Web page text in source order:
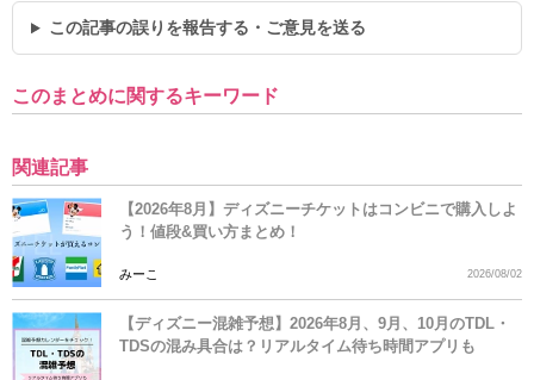
この記事の誤りを報告する・ご意見を送る
このまとめに関するキーワード
関連記事
【2026年8月】ディズニーチケットはコンビニで購入しよ
う！値段&買い方まとめ！
みーこ 2026/08/02
【ディズニー混雑予想】2026年8月、9月、10月のTDL・
TDSの混み具合は？リアルタイム待ち時間アプリも